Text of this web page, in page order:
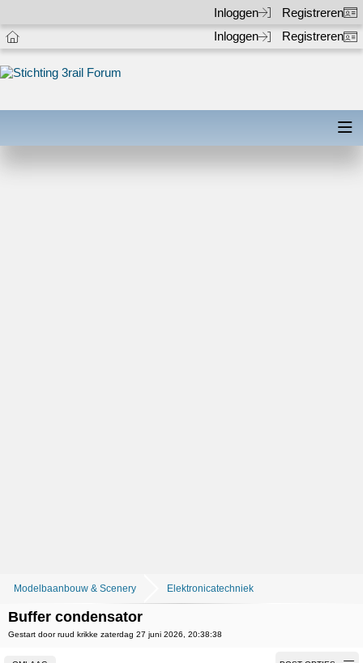
Inloggen
Registreren
Inloggen
Registreren
Modelbaanbouw & Scenery Elektronicatechniek
Buffer condensator
Gestart door ruud krikke zaterdag 27 juni 2026, 20:38:38